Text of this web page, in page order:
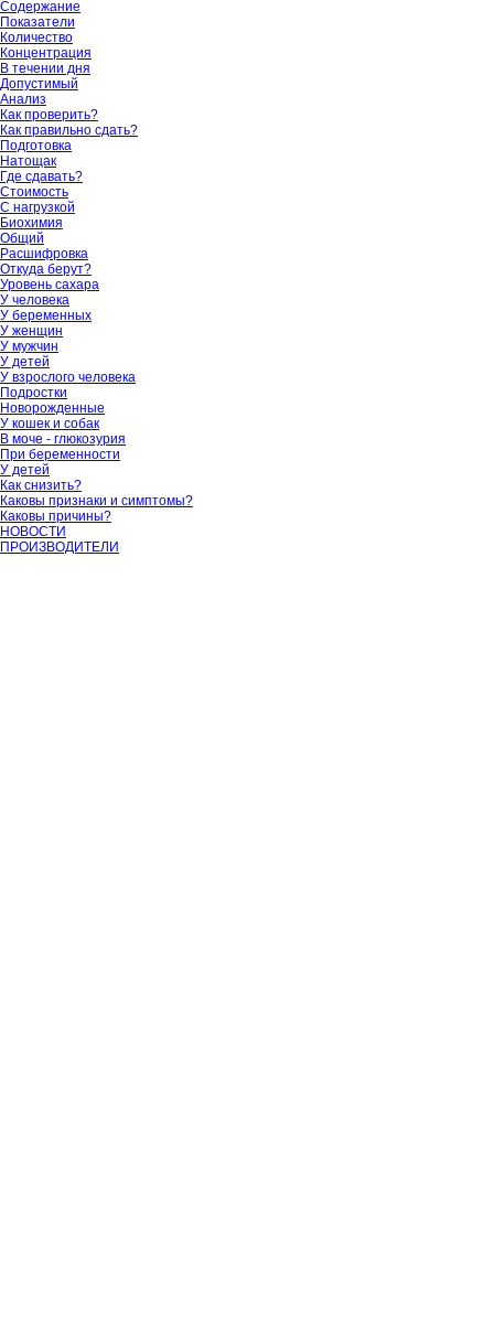
Содержание
Показатели
Количество
Концентрация
В течении дня
Допустимый
Анализ
Как проверить?
Как правильно сдать?
Подготовка
Натощак
Где сдавать?
Стоимость
С нагрузкой
Биохимия
Общий
Расшифровка
Откуда берут?
Уровень сахара
У человека
У беременных
У женщин
У мужчин
У детей
У взрослого человека
Подростки
Новорожденные
У кошек и собак
В моче - глюкозурия
При беременности
У детей
Как снизить?
Каковы признаки и симптомы?
Каковы причины?
НОВОСТИ
ПРОИЗВОДИТЕЛИ